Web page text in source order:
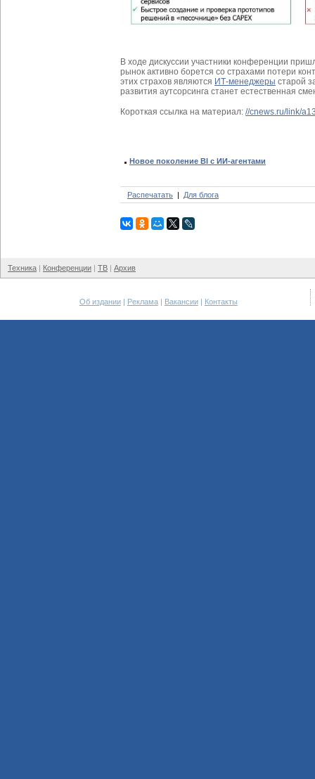
В ходе дискуссии участники конференции
рынок активно борется со страхами потери
этих страхов являются ИТ-менеджеры старой
развития аутсорсинга станет естественная
Короткая ссылка на материал: //cnews.ru/link/
Новое поколение BI с ИИ-агентами
Распечатать Для блога
Техника Конференции ТВ Архив
Об издании Реклама Вакансии Контакты